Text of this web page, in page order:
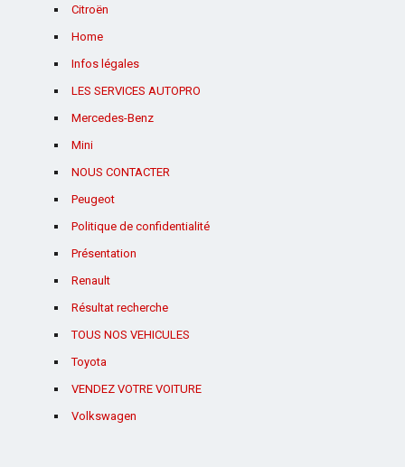
Citroën
Home
Infos légales
LES SERVICES AUTOPRO
Mercedes-Benz
Mini
NOUS CONTACTER
Peugeot
Politique de confidentialité
Présentation
Renault
Résultat recherche
TOUS NOS VEHICULES
Toyota
VENDEZ VOTRE VOITURE
Volkswagen